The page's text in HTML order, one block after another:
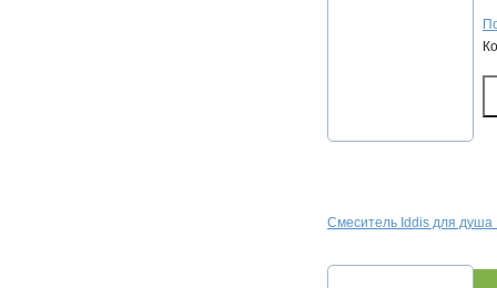
Смеситель Iddis для душа